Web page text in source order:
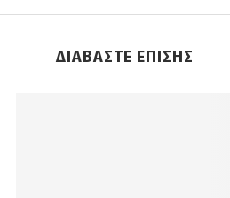
ΔΙΑΒΑΣΤΕ ΕΠΙΣΗΣ